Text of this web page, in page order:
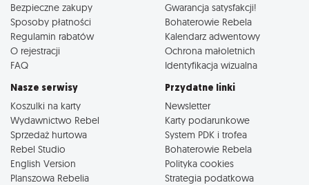
Bezpieczne zakupy
Sposoby płatności
Regulamin rabatów
O rejestracji
FAQ
Gwarancja satysfakcji!
Bohaterowie Rebela
Kalendarz adwentowy
Ochrona małoletnich
Identyfikacja wizualna
Nasze serwisy
Koszulki na karty
Wydawnictwo Rebel
Sprzedaż hurtowa
Rebel Studio
English Version
Planszowa Rebelia
Przydatne linki
Newsletter
Karty podarunkowe
System PDK i trofea
Bohaterowie Rebela
Polityka cookies
Strategia podatkowa